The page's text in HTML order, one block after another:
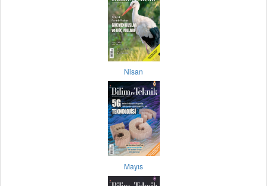
Nisan
Mayıs